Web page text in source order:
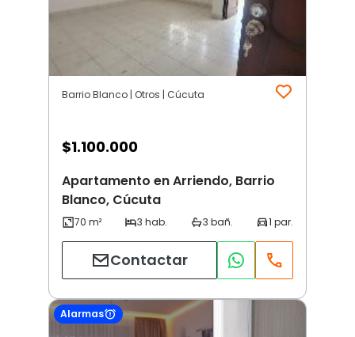
Barrio Blanco | Otros | Cúcuta
$1.100.000
Apartamento en Arriendo, Barrio
Blanco, Cúcuta
Contactar
Alarmas